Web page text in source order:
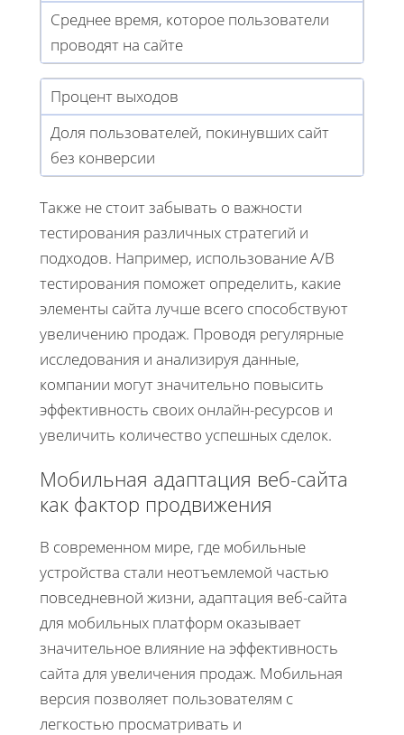
Среднее время, которое пользователи
проводят на сайте
Процент выходов
Доля пользователей, покинувших сайт
без конверсии
Также не стоит забывать о важности
тестирования различных стратегий и
подходов. Например, использование A/B
тестирования поможет определить, какие
элементы сайта лучше всего способствуют
увеличению продаж. Проводя регулярные
исследования и анализируя данные,
компании могут значительно повысить
эффективность своих онлайн-ресурсов и
увеличить количество успешных сделок.
Мобильная адаптация веб-сайта
как фактор продвижения
В современном мире, где мобильные
устройства стали неотъемлемой частью
повседневной жизни, адаптация веб-сайта
для мобильных платформ оказывает
значительное влияние на эффективность
сайта для увеличения продаж. Мобильная
версия позволяет пользователям с
легкостью просматривать и